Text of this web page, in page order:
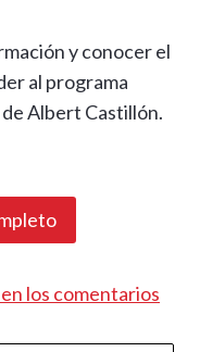
y conocer el
al programa
Albert Castillón.
los comentarios